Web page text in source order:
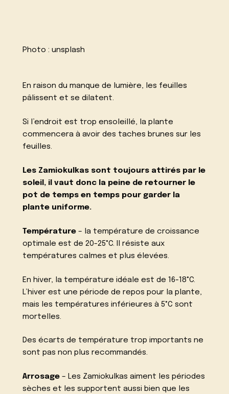
Photo :unsplash
En raison du manque de lumière, les feuilles
pâlissent et se dilatent.
Si l’endroit est trop ensoleillé, la plante
commencera à avoir des taches brunes sur les
feuilles.
Les Zamiokulkas sont toujours attirés par le
soleil, il vaut donc la peine de retourner le
pot de temps en temps pour garder la
plante uniforme.
Température – la température de croissance
optimale est de 20-25°C. Il résiste aux
températures calmes et plus élevées.
En hiver, la température idéale est de 16-18°C.
L’hiver est une période de repos pour la plante,
mais les températures inférieures à 5°C sont
mortelles.
Des écarts de température trop importants ne
sont pas non plus recommandés.
Arrosage – Les Zamiokulkas aiment les périodes
sèches et les supportent aussi bien que les